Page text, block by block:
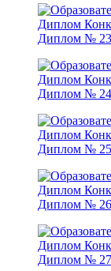
Диплом № 23
Диплом № 24
Диплом № 25
Диплом № 26
Диплом № 27